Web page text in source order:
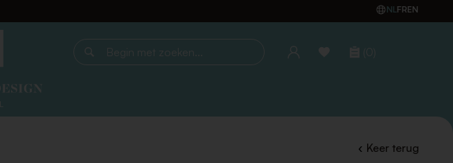
NLFREN
Begin met zoeken... (0)
Keer terug